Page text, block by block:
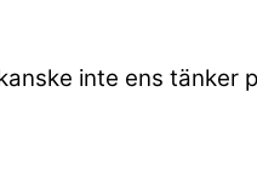
inte ens tänker